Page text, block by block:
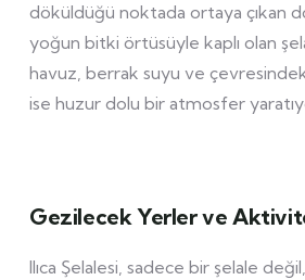
döküldüğü noktada ortaya çıkan
yoğun bitki örtüsüyle kaplı olan
havuz, berrak suyu ve çevresindeki
ise huzur dolu bir atmosfer
Gezilecek Yerler ve
Ilıca Şelalesi, sadece bir şelale